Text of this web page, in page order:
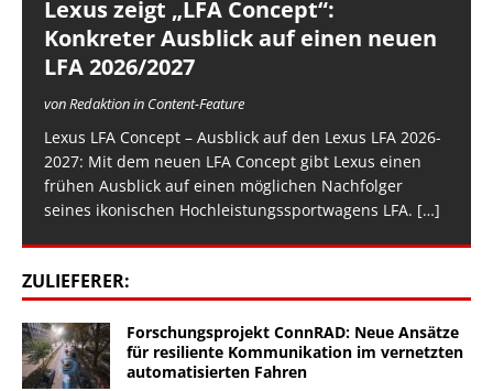
Lexus zeigt „LFA Concept“:
Konkreter Ausblick auf einen neuen
LFA 2026/2027
von Redaktion in Content-Feature
Lexus LFA Concept – Ausblick auf den Lexus LFA 2026-
2027: Mit dem neuen LFA Concept gibt Lexus einen
frühen Ausblick auf einen möglichen Nachfolger
seines ikonischen Hochleistungssportwagens LFA. […]
ZULIEFERER:
Forschungsprojekt ConnRAD: Neue Ansätze
für resiliente Kommunikation im vernetzten
automatisierten Fahren